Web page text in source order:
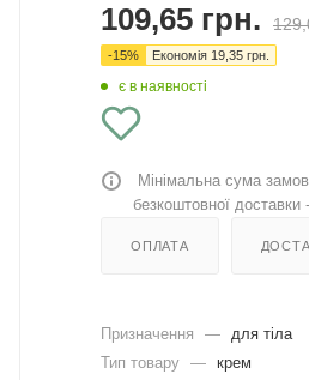
109,65 грн.
-15% Економія 19,35 грн.
є в наявності
Мінімальна сума
безкоштовної доставки -
ОПЛАТА
Призначення —
для тіла
Тип товару — крем